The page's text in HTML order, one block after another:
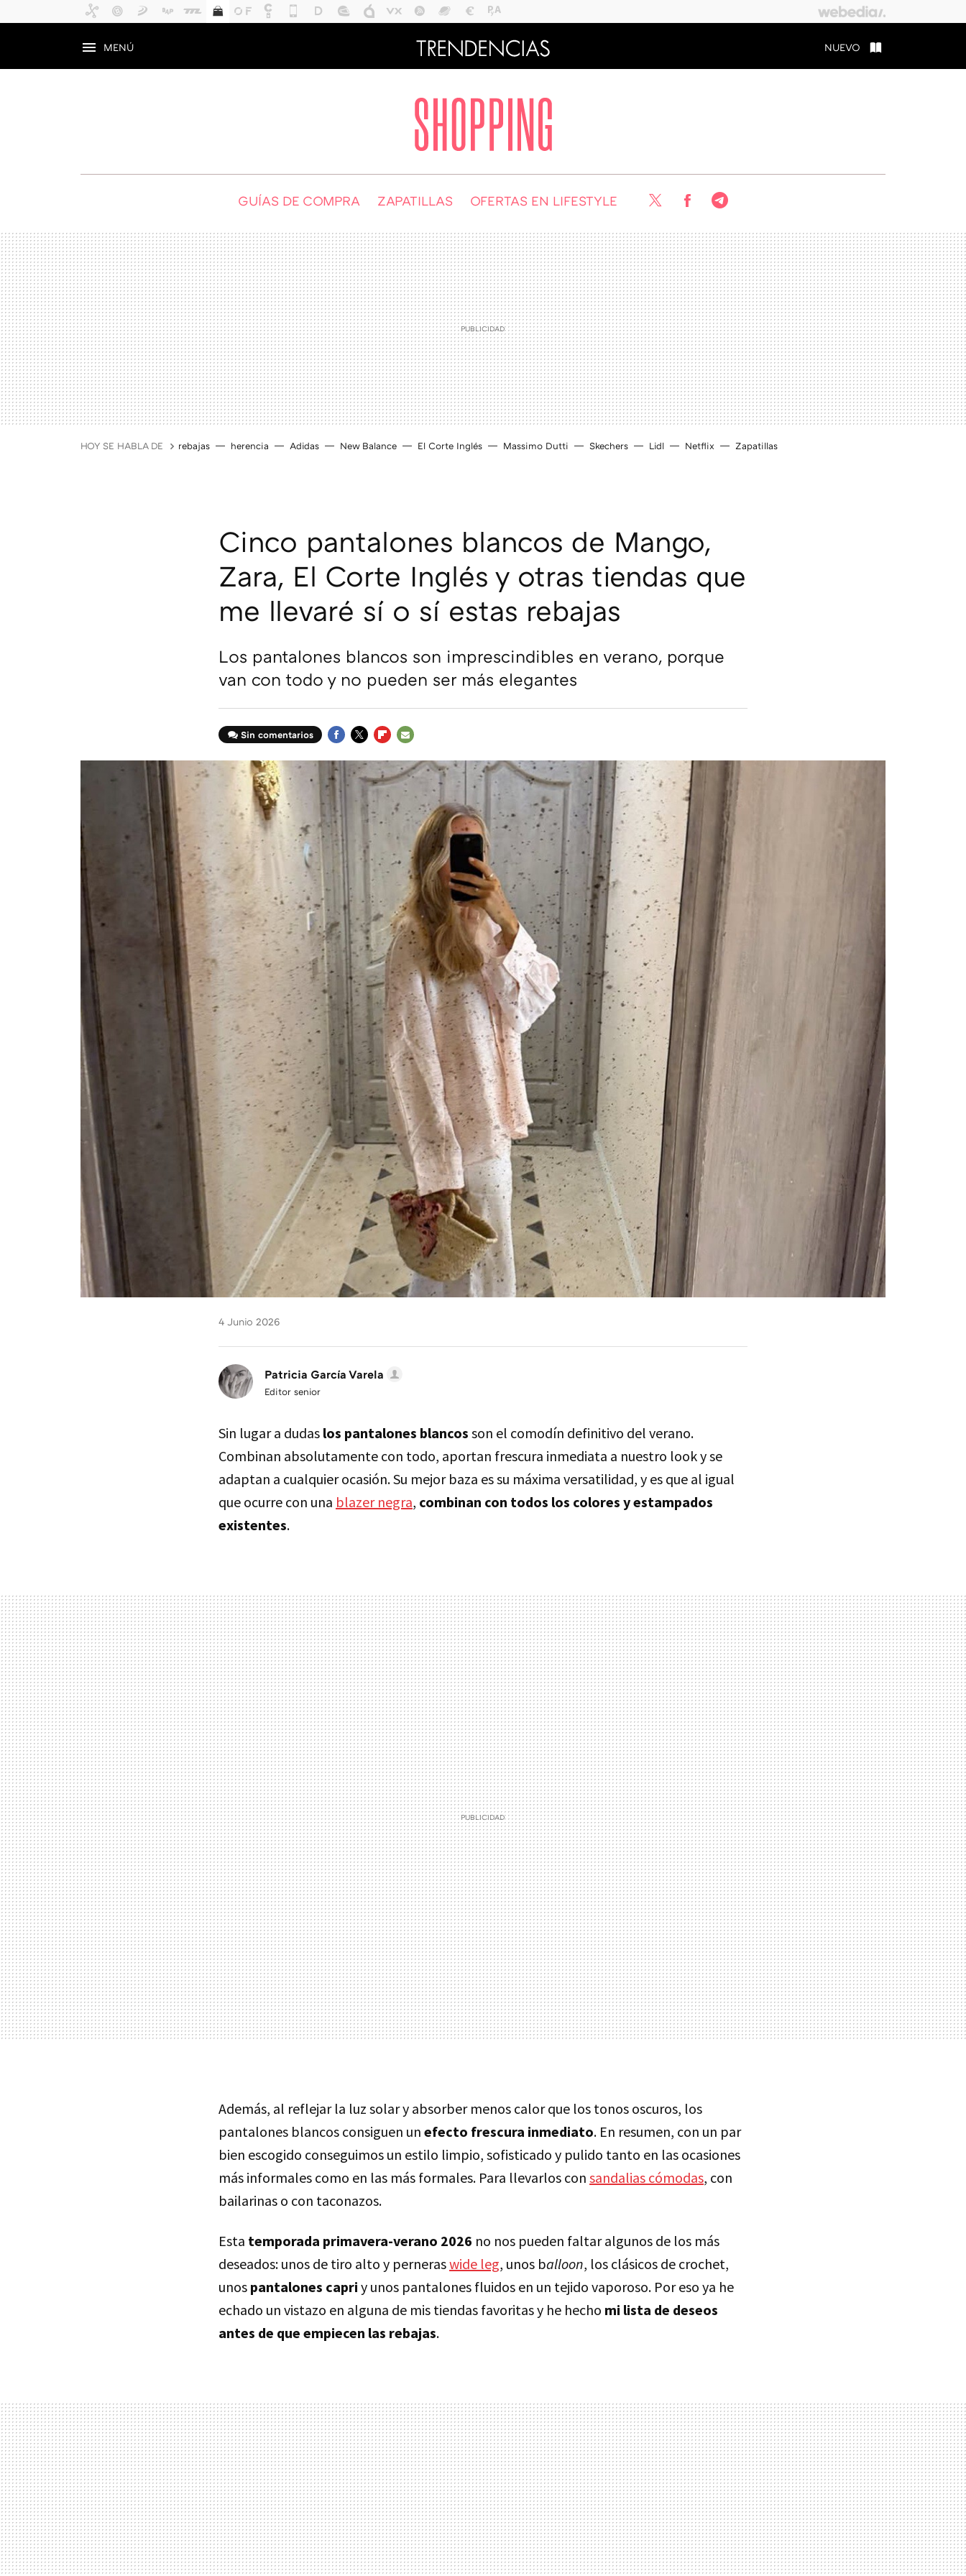
MENÚ NUEVO
GUÍAS DE COMPRA ZAPATILLAS OFERTAS EN LIFESTYLE Twitter Facebook
HOY SE HABLA DE rebajas herencia Adidas New Balance El Corte Inglés Massimo Dutti Skechers Lidl Netflix Zapatillas
Cinco pantalones blancos de Mango,
Zara, El Corte Inglés y otras tiendas que
me llevaré sí o sí estas rebajas
Los pantalones blancos son imprescindibles en verano, porque
van con todo y no pueden ser más elegantes
Sin comentarios
MAIL
4 Junio 2026
Patricia García Varela
Editor senior
Sin lugar a dudas los pantalones blancos son el comodín definitivo del verano.
Combinan absolutamente con todo, aportan frescura inmediata a nuestro look y se
adaptan a cualquier ocasión. Su mejor baza es su máxima versatilidad, y es que al igual
que ocurre con una blazer negra, combinan con todos los colores y estampados
existentes.
Además, al reflejar la luz solar y absorber menos calor que los tonos oscuros, los
pantalones blancos consiguen un efecto frescura inmediato. En resumen, con un par
bien escogido conseguimos un estilo limpio, sofisticado y pulido tanto en las ocasiones
más informales como en las más formales. Para llevarlos con sandalias cómodas, con
bailarinas o con taconazos.
Esta temporada primavera-verano 2026 no nos pueden faltar algunos de los más
deseados: unos de tiro alto y perneraswide leg, unos balloon, los clásicos de crochet,
unos pantalones capri y unos pantalones fluidos en un tejido vaporoso. Por eso ya he
echado un vistazo en alguna de mis tiendas favoritas y he hecho mi lista de deseos
antes de que empiecen las rebajas.